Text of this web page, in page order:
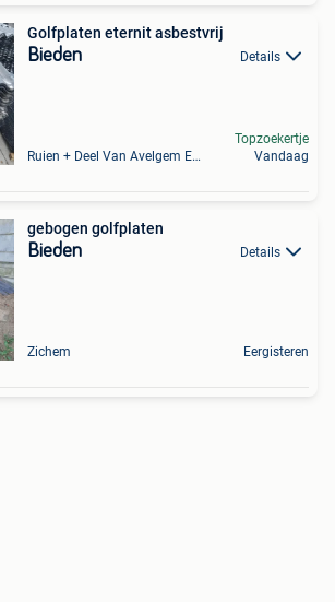
Golfplaten eternit asbestvrij
Bieden Details
Ruien + Deel Van Avelgem En Waarmaarde
Topzoekertje
Vandaag
gebogen golfplaten
Bieden Details
Zichem Eergisteren